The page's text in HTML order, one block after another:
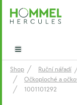
Hommel Hercules
Open main menu
Shop Ruční nářadí
Očkoploché a
1001101292